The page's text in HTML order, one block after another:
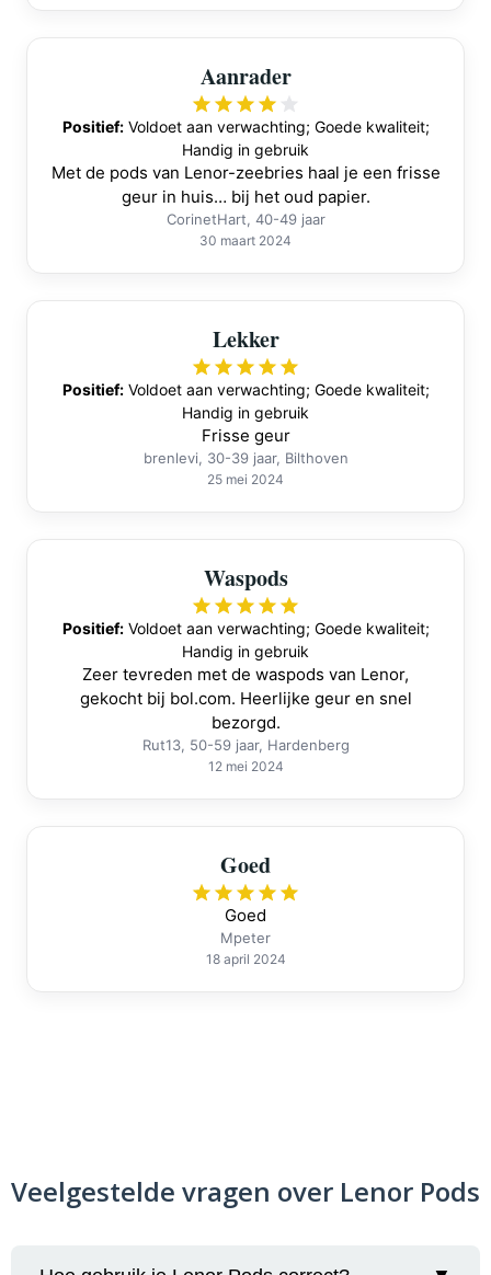
Aanrader
Positief:Voldoet aan verwachting; Goede kwaliteit;
Handig in gebruik
Met de pods van Lenor-zeebries haal je een frisse
geur in huis… bij het oud papier.
CorinetHart, 40-49 jaar
30 maart 2024
Lekker
Positief:Voldoet aan verwachting; Goede kwaliteit;
Handig in gebruik
Frisse geur
brenlevi, 30-39 jaar, Bilthoven
25 mei 2024
Waspods
Positief:Voldoet aan verwachting; Goede kwaliteit;
Handig in gebruik
Zeer tevreden met de waspods van Lenor,
gekocht bij bol.com. Heerlijke geur en snel
bezorgd.
Rut13, 50-59 jaar, Hardenberg
12 mei 2024
Goed
Goed
Mpeter
18 april 2024
Veelgestelde vragen over Lenor Pods